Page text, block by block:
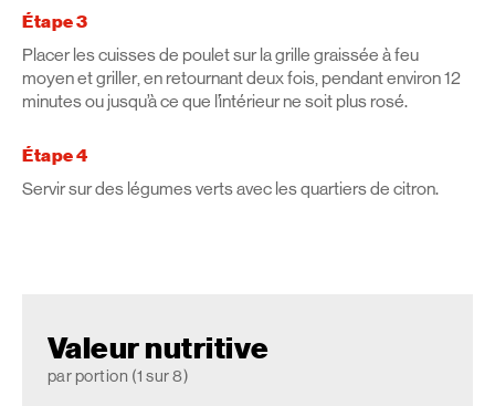
Étape 3
Placer les cuisses de poulet sur la grille graissée à feu
moyen et griller, en retournant deux fois, pendant environ 12
minutes ou jusqu’à ce que l’intérieur ne soit plus rosé.
Étape 4
Servir sur des légumes verts avec les quartiers de citron.
Valeur nutritive
par portion (1 sur 8)